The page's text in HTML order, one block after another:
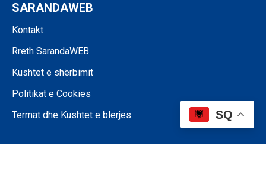
SARANDAWEB
Kontakt
Rreth SarandaWEB
Kushtet e shërbimit
Politikat e Cookies
Termat dhe Kushtet e blerjes
SQ